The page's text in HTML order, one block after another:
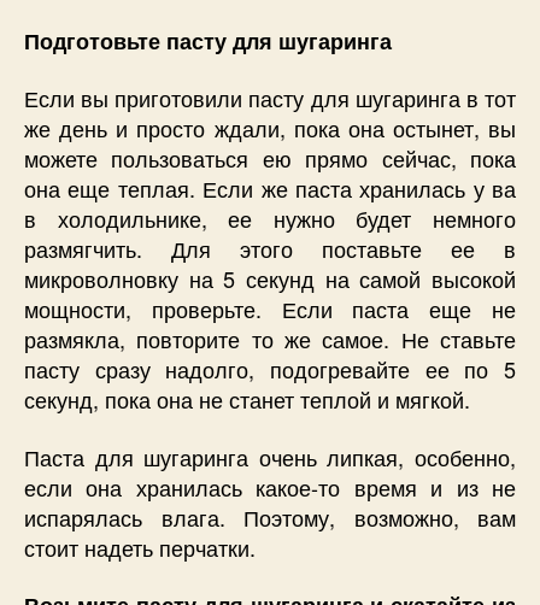
Подготовьте пасту для шугаринга
Если вы приготовили пасту для шугаринга в тот
же день и просто ждали, пока она остынет, вы
можете пользоваться ею прямо сейчас, пока
она еще теплая. Если же паста хранилась у ва
в холодильнике, ее нужно будет немного
размягчить. Для этого поставьте ее в
микроволновку на 5 секунд на самой высокой
мощности, проверьте. Если паста еще не
размякла, повторите то же самое. Не ставьте
пасту сразу надолго, подогревайте ее по 5
секунд, пока она не станет теплой и мягкой.
Паста для шугаринга очень липкая, особенно,
если она хранилась какое-то время и из не
испарялась влага. Поэтому, возможно, вам
стоит надеть перчатки.